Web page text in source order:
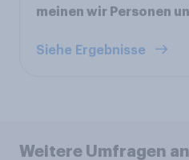
meinen wir Personen
Siehe Ergebnisse
Weitere Umfragen